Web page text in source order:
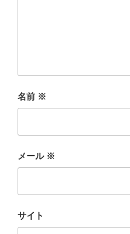
名前 ※
メール ※
サイト